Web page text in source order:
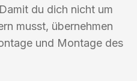
du dich nicht um
musst, übernehmen
und Montage des